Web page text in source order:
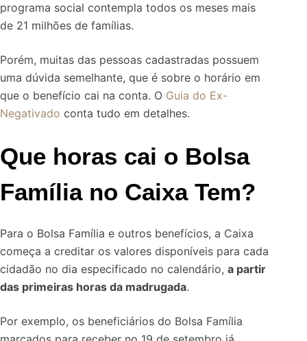
programa social contempla todos os meses mais
de 21 milhões de famílias.
Porém, muitas das pessoas cadastradas possuem
uma dúvida semelhante, que é sobre o horário em
que o benefício cai na conta. O Guia do Ex-
Negativado conta tudo em detalhes.
Que horas cai o Bolsa
Família no Caixa Tem?
Para o Bolsa Família e outros benefícios, a Caixa
começa a creditar os valores disponíveis para cada
cidadão no dia especificado no calendário, a partir
das primeiras horas da madrugada.
Por exemplo, os beneficiários do Bolsa Família